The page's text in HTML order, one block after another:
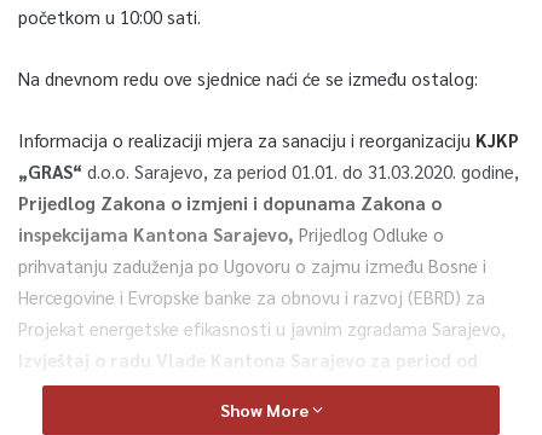
početkom u 10:00 sati.
Na dnevnom redu ove sjednice naći će se između ostalog:
Informacija o realizaciji mjera za sanaciju i reorganizaciju KJKP
„GRAS“ d.o.o. Sarajevo, za period 01.01. do 31.03.2020. godine,
Prijedlog Zakona o izmjeni i dopunama Zakona o
inspekcijama Kantona Sarajevo, Prijedlog Odluke o
prihvatanju zaduženja po Ugovoru o zajmu između Bosne i
Hercegovine i Evropske banke za obnovu i razvoj (EBRD) za
Projekat energetske efikasnosti u javnim zgradama Sarajevo,
Izvještaj o radu Vlade Kantona Sarajevo za period od
01.01. do 31.12.2019. godine, Izvještaj o radu
Pravobranilaštva Kantona Sarajevo za 2019. godinu,
Show More